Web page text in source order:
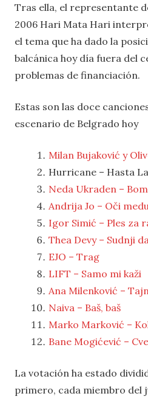
Tras ella, el representante
2006 Hari Mata Hari
el tema que ha dado la
balcánica hoy día fuera del
problemas de financiación.
Estas son las doce
escenario de Belgrado hoy
Milan Bujaković y
Hurricane – Hasta
Neda Ukraden –
Andrija Jo – Oči
Igor Simić – Ples za
Thea Devy – Sudnji
EJO – Trag
LIFT – Samo mi kaži
Ana Milenković –
Naiva – Baš, baš
Marko Marković –
Bane Mogićević –
La votación ha estado
primero, cada miembro del